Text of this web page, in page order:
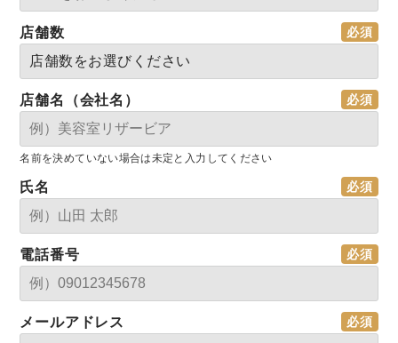
店舗数
店舗名（会社名）
名前を決めていない場合は未定と入力してください
氏名
電話番号
メールアドレス